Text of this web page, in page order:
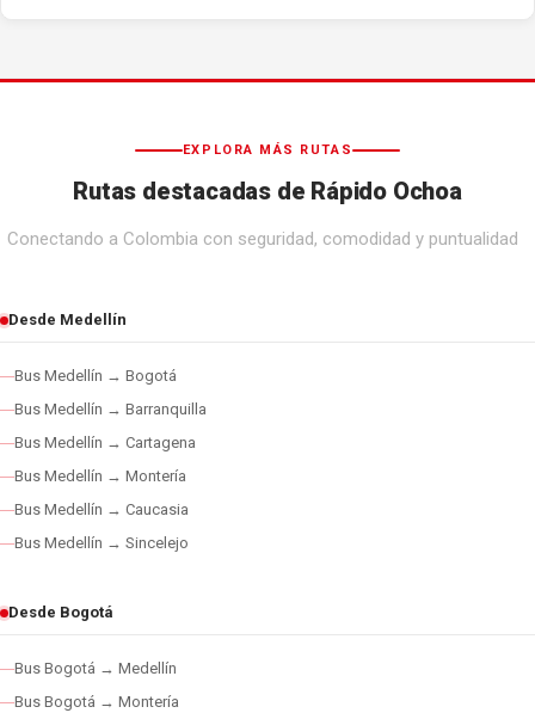
EXPLORA MÁS RUTAS
Rutas destacadas de Rápido Ochoa
Conectando a Colombia con seguridad, comodidad y puntualidad
Desde Medellín
Bus Medellín → Bogotá
Bus Medellín → Barranquilla
Bus Medellín → Cartagena
Bus Medellín → Montería
Bus Medellín → Caucasia
Bus Medellín → Sincelejo
Desde Bogotá
Bus Bogotá → Medellín
Bus Bogotá → Montería